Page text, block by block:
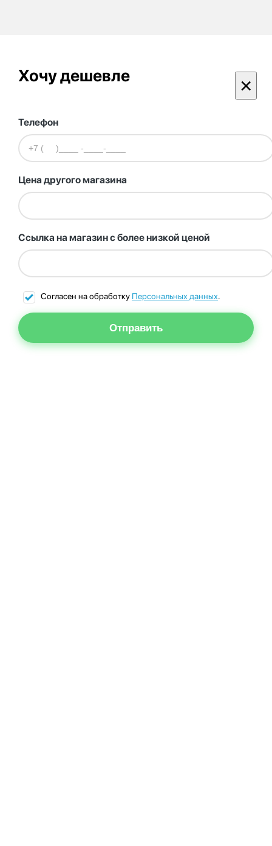
Хочу дешевле ×
Телефон
Цена другого магазина
Ссылка на магазин с более низкой ценой
Согласен на обработку Персональных данных.
Отправить